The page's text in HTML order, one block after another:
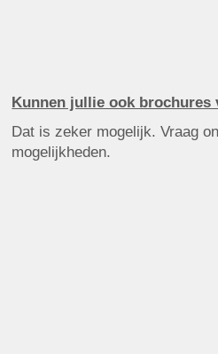
Kunnen jullie ook brochures
Dat is zeker mogelijk. Vraag
mogelijkheden.